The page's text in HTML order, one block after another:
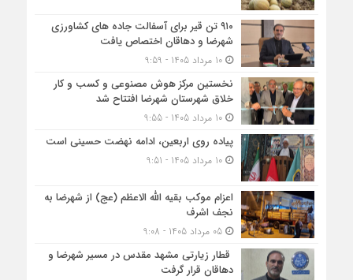
۹۱۰ تن قیر برای آسفالت جاده های کشاورزی
شهرضا و دهاقان اختصاص یافت
10 مرداد 1405 - 9:59
نخستین مرکز هوش مصنوعی و کسب‌ و کار
خلاق شهرستان شهرضا افتتاح شد
10 مرداد 1405 - 9:55
پیاده روی اربعین، ادامه نهضت حسینی است
10 مرداد 1405 - 9:51
اعزام موکب بقیه الله الاعظم (عج) از شهرضا به
نجف اشرف
05 مرداد 1405 - 9:08
قطار زیارتی مشهد مقدس در مسیر شهرضا و
دهاقان قرار گرفت